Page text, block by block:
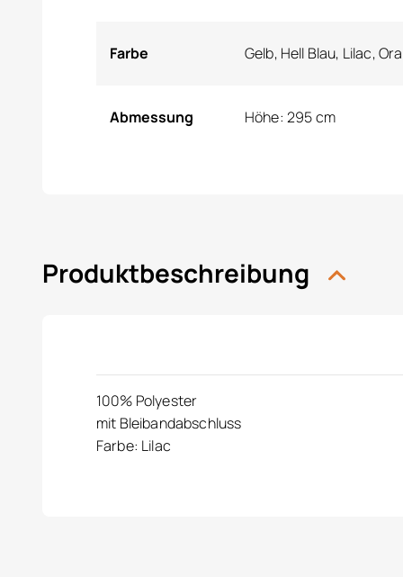
Farbe Gelb, Hell Blau, Lilac,
Abmessung Höhe: 295 cm
Produktbeschreibung
100% Polyester
mit Bleibandabschluss
Farbe: Lilac